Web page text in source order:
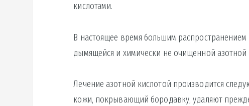
кислотами.
В настоящее время большим
дымящейся и химически не очищенной азотной
Лечение азотной кислотой производится
кожи, покрывающий бородавку, удаляют